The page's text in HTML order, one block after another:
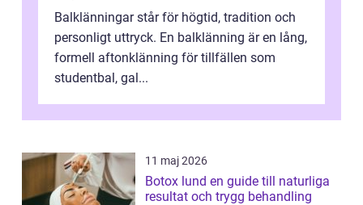
Balklänningar står för högtid, tradition och
personligt uttryck. En balklänning är en lång,
formell aftonklänning för tillfällen som
studentbal, gal...
11 maj 2026
Botox lund en guide till naturliga
resultat och trygg behandling